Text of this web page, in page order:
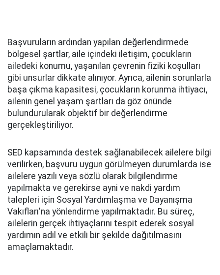
Başvuruların ardından yapılan değerlendirmede
bölgesel şartlar, aile içindeki iletişim, çocukların
ailedeki konumu, yaşanılan çevrenin fiziki koşulları
gibi unsurlar dikkate alınıyor. Ayrıca, ailenin sorunlarla
başa çıkma kapasitesi, çocukların korunma ihtiyacı,
ailenin genel yaşam şartları da göz önünde
bulundurularak objektif bir değerlendirme
gerçekleştiriliyor.
SED kapsamında destek sağlanabilecek ailelere bilgi
verilirken, başvuru uygun görülmeyen durumlarda ise
ailelere yazılı veya sözlü olarak bilgilendirme
yapılmakta ve gerekirse ayni ve nakdi yardım
talepleri için Sosyal Yardımlaşma ve Dayanışma
Vakıfları'na yönlendirme yapılmaktadır. Bu süreç,
ailelerin gerçek ihtiyaçlarını tespit ederek sosyal
yardımın adil ve etkili bir şekilde dağıtılmasını
amaçlamaktadır.